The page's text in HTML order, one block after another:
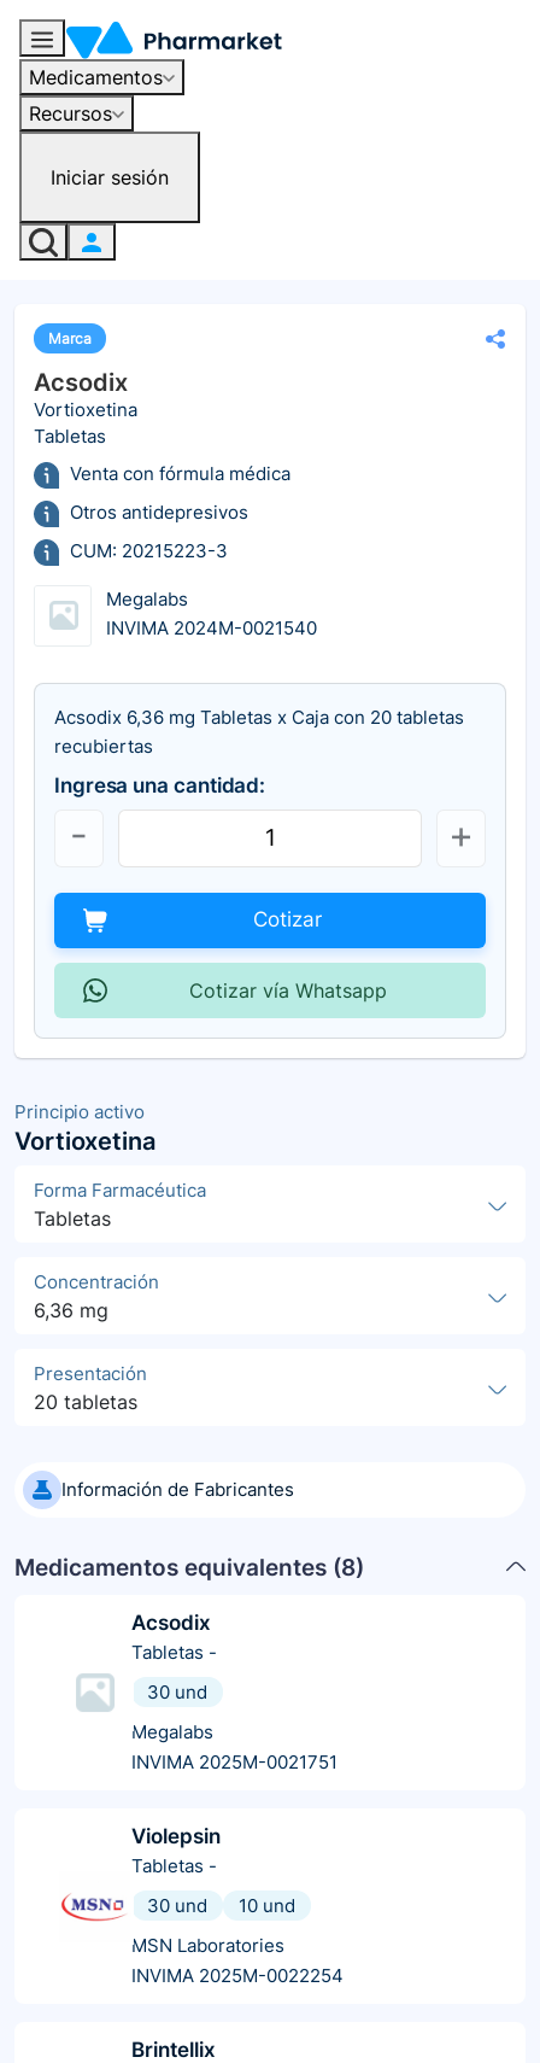
Medicamentos
Recursos
Iniciar sesión
Principio activo
Vortioxetina
Forma Farmacéutica
Tabletas
Concentración
6,36 mg
Presentación
20 tabletas
Información de Fabricantes
Medicamentos equivalentes (8)
Acsodix
Tabletas -
30 und
Megalabs
INVIMA 2025M-0021751
Violepsin
Tabletas -
30 und
10 und
MSN Laboratories
INVIMA 2025M-0022254
Brintellix
Marca
Acsodix
Vortioxetina
Tabletas
Venta con fórmula médica
Otros antidepresivos
CUM: 20215223-3
Megalabs
INVIMA 2024M-0021540
Acsodix 6,36 mg Tabletas x Caja con 20 tabletas
recubiertas
Ingresa una cantidad:
Cotizar
Cotizar vía Whatsapp